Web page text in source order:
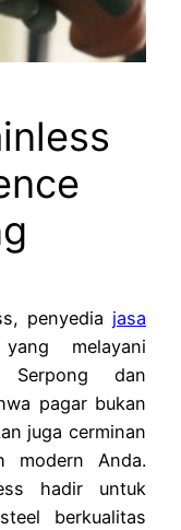
penyedia jasa
melayani
Serpong dan
pagar bukan
juga cerminan
modern Anda.
hadir untuk
berkualitas